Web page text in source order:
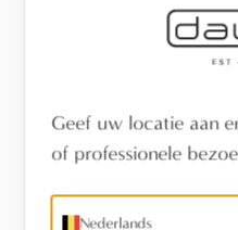
3D-tekeningen
Geef uw locatie aan
of professionele
Nederlands